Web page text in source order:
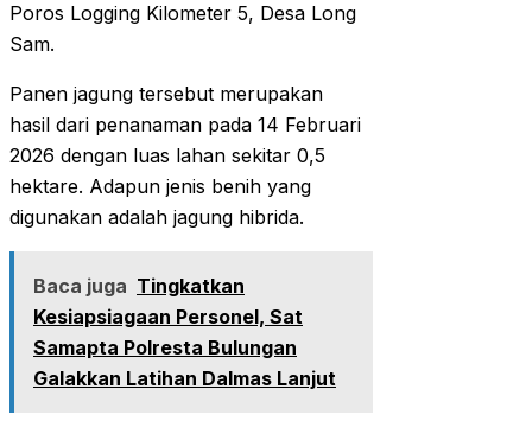
Poros Logging Kilometer 5, Desa Long
Sam.
Panen jagung tersebut merupakan
hasil dari penanaman pada 14 Februari
2026 dengan luas lahan sekitar 0,5
hektare. Adapun jenis benih yang
digunakan adalah jagung hibrida.
Baca juga Tingkatkan
Kesiapsiagaan Personel, Sat
Samapta Polresta Bulungan
Galakkan Latihan Dalmas Lanjut